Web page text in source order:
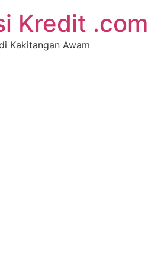
Kredit .com
Kakitangan Awam